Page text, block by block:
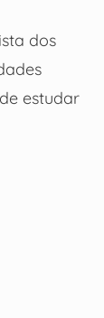
dos
estudar